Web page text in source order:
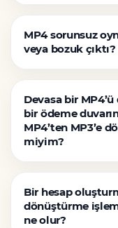
MP4 sorunsuz
veya bozuk çıktı?
Devasa bir
bir ödeme
MP4’ten MP3’e
miyim?
Bir hesap
dönüştürme
ne olur?